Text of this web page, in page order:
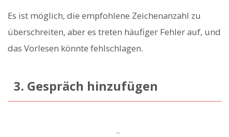
Es ist möglich, die empfohlene Zeichenanzahl zu
überschreiten, aber es treten häufiger Fehler auf, und
das Vorlesen könnte fehlschlagen.
3. Gespräch hinzufügen